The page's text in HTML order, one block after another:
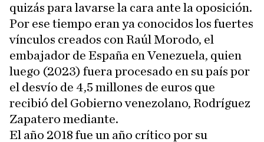
quizás para lavarse la cara ante la oposición.
Por ese tiempo eran ya conocidos los fuertes
vínculos creados con Raúl Morodo, el
embajador de España en Venezuela, quien
luego (2023) fuera procesado en su país por
el desvío de 4,5 millones de euros que
recibió del Gobierno venezolano, Rodríguez
Zapatero mediante.
El año 2018 fue un año crítico por su